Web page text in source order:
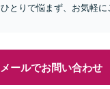
とりで悩まず、お気軽に
メールでお問い合わせ